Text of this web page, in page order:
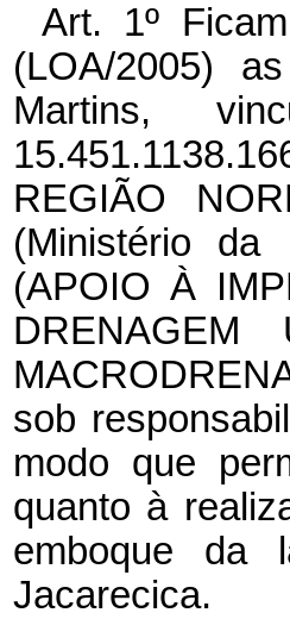
Art. 1º
(LOA/2005)
Martins,
REGIÃO
(Ministério da
(APOIO À
sob
modo que
quanto à
emboque da
Jacarecica.